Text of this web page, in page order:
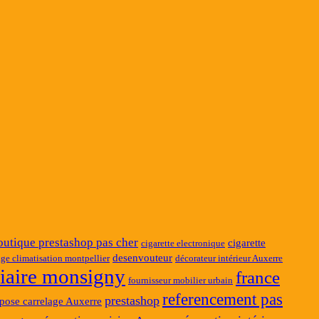
prestashop pas cher cigarette electronique cigarette
climatisation montpellier desenvouteur décorateur intérieur Auxerre
monsigny fournisseur mobilier urbain france
pose carrelage Auxerre prestashop referencement pas